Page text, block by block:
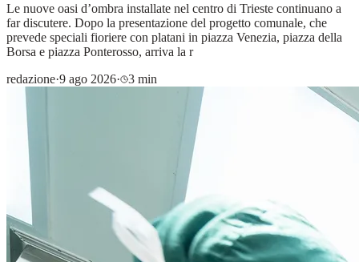
Le nuove oasi d’ombra installate nel centro di Trieste continuano a
far discutere. Dopo la presentazione del progetto comunale, che
prevede speciali fioriere con platani in piazza Venezia, piazza della
Borsa e piazza Ponterosso, arriva la r
redazione·9 ago 2026· 3 min